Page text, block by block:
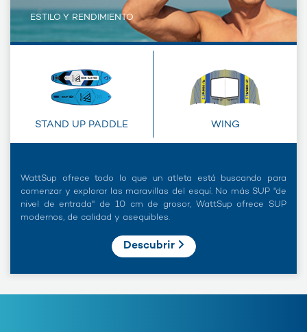
ESTILO Y RENDIMIENTO
STAND UP PADDLE WING
WattSup ofrece todo lo que un atleta está buscando para
comenzar y explorar las maravillas del esquí. No más SUP "de
nivel de entrada" de 10 cm de grosor, WattSup ofrece SUP
modernos, de calidad y asequibles.
Descubrir